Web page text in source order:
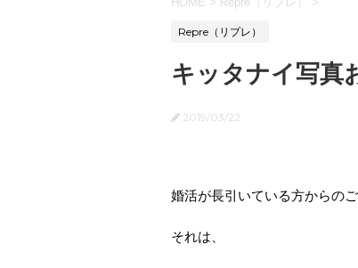
Repre（リプレ）
キッタナイ写真
2019/03/22
婚活が長引いている方からの
それは、